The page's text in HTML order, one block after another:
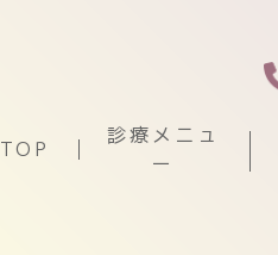
TOP
診療メニュ
ー